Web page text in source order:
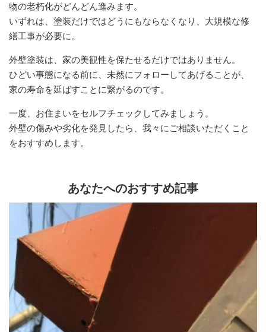
物の老朽化がどんどん進みます。
いずれは、塗装だけではどうにもならなくなり、大規模な修
繕工事が必要に。
外壁塗装は、家の美観性を保たせるだけではありません。
ひどい事態になる前に、未然にフォローしてあげることが、
家の寿命を延ばすことに繋がるのです。
一度、お住まいをセルフチェックしてみましょう。
外壁の傷みや劣化を発見したら、我々にご相談いただくこと
をおすすめします。
あなたへのおすすめ記事